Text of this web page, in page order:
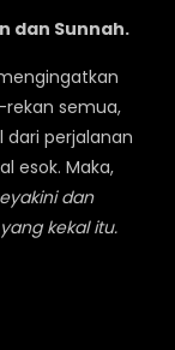
dan Sunnah.
semua,
dari perjalanan
esok. Maka,
dan
kekal itu.